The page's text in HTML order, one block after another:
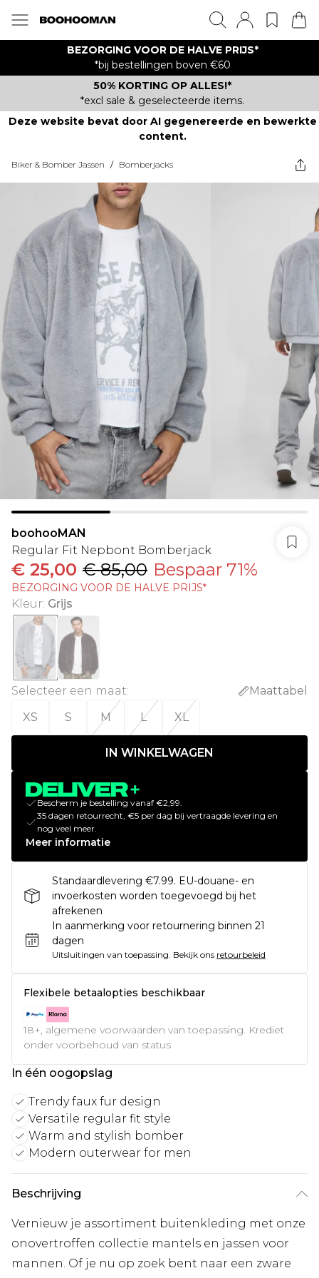
BEZORGING VOOR DE HALVE PRIJS*
*bij bestellingen boven €60
50% KORTING OP ALLES!*
*excl sale & geselecteerde items.
Deze website bevat door AI gegenereerde en bewerkte
content.
Biker & Bomber Jassen / Bomberjacks
boohooMAN
Regular Fit Nepbont Bomberjack
€ 25,00 € 85,00 Bespaar 71%
BEZORGING VOOR DE HALVE PRIJS*
Kleur: Grijs
Selecteer een maat:
Maattabel
XS
S M L XL
IN WINKELWAGEN
Bescherm je bestelling vanaf €2,99.
35 dagen retourrecht, €5 per dag bij vertraagde levering en
nog veel meer.
Meer informatie
Standaardlevering €7.99. EU-douane- en
invoerkosten worden toegevoegd bij het
afrekenen
In aanmerking voor retournering binnen 21
dagen
Uitsluitingen van toepassing. Bekijk ons retourbeleid
Flexibele betaalopties beschikbaar
18+, algemene voorwaarden van toepassing. Krediet
onder voorbehoud van status
In één oogopslag
Trendy faux fur design
Versatile regular fit style
Warm and stylish bomber
Modern outerwear for men
Beschrijving
Vernieuw je assortiment buitenkleding met onze
onovertroffen collectie mantels en jassen voor
mannen. Of je nu op zoek bent naar een zware